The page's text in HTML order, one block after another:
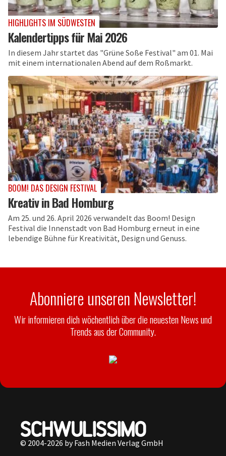
HIGHLIGHTS IM SÜDWESTEN
Kalendertipps für Mai 2026
In diesem Jahr startet das "Grüne Soße Festival" am 01. Mai
mit einem internationalen Abend auf dem Roßmarkt.
BOOM! DAS DESIGN FESTIVAL
Kreativ in Bad Homburg
Am 25. und 26. April 2026 verwandelt das Boom! Design
Festival die Innenstadt von Bad Homburg erneut in eine
lebendige Bühne für Kreativität, Design und Genuss.
Abonniere unseren Newsletter!
Wir informieren dich wöchentlich über die neuesten News und
Trends aus der Community.
© 2004-2026 by Fash Medien Verlag GmbH